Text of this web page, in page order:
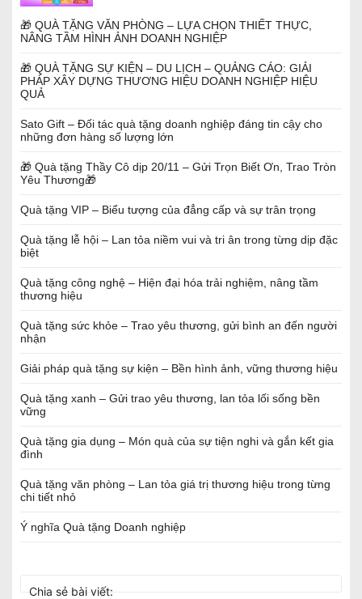
🎁 QUÀ TẶNG VĂN PHÒNG – LỰA CHỌN THIẾT THỰC,
NÂNG TẦM HÌNH ẢNH DOANH NGHIỆP
🎁 QUÀ TẶNG SỰ KIỆN – DU LỊCH – QUẢNG CÁO: GIẢI
PHÁP XÂY DỰNG THƯƠNG HIỆU DOANH NGHIỆP HIỆU
QUẢ
Sato Gift – Đối tác quà tặng doanh nghiệp đáng tin cậy cho
những đơn hàng số lượng lớn
🎁 Quà tặng Thầy Cô dịp 20/11 – Gửi Trọn Biết Ơn, Trao Tròn
Yêu Thương🎁
Quà tặng VIP – Biểu tượng của đẳng cấp và sự trân trọng
Quà tặng lễ hội – Lan tỏa niềm vui và tri ân trong từng dịp đặc
biệt
Quà tặng công nghệ – Hiện đại hóa trải nghiệm, nâng tầm
thương hiệu
Quà tặng sức khỏe – Trao yêu thương, gửi bình an đến người
nhận
Giải pháp quà tặng sự kiện – Bền hình ảnh, vững thương hiệu
Quà tặng xanh – Gửi trao yêu thương, lan tỏa lối sống bền
vững
Quà tặng gia dụng – Món quà của sự tiện nghi và gắn kết gia
đình
Quà tặng văn phòng – Lan tỏa giá trị thương hiệu trong từng
chi tiết nhỏ
Ý nghĩa Quà tặng Doanh nghiệp
Chia sẻ bài viết: